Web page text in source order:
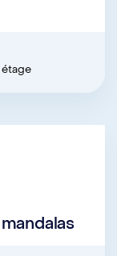
étage